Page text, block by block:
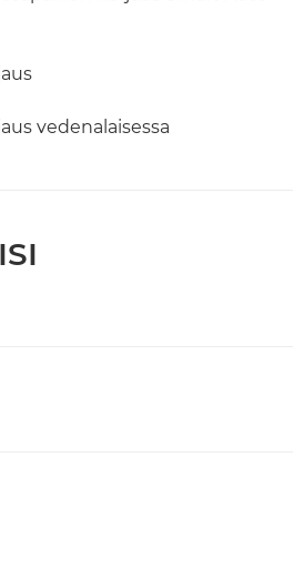
vedenalaisessa